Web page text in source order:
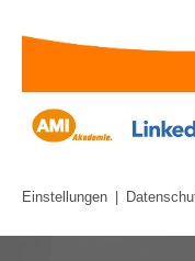
Einstellungen